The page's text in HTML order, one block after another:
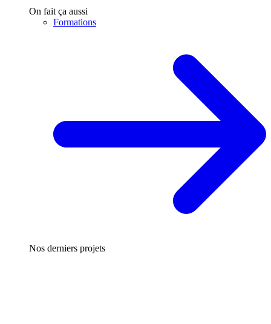
On fait ça aussi
Formations
Nos derniers projets